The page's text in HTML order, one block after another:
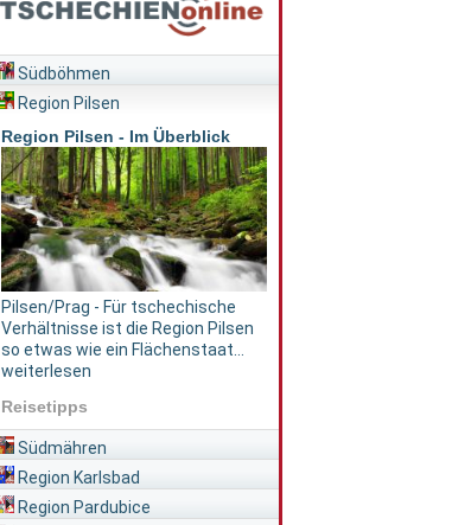
Südböhmen
Region Pilsen
Region Pilsen - Im Überblick
Pilsen/Prag - Für tschechische
Verhältnisse ist die Region Pilsen
so etwas wie ein Flächenstaat...
weiterlesen
Reisetipps
Südmähren
Region Karlsbad
Region Pardubice